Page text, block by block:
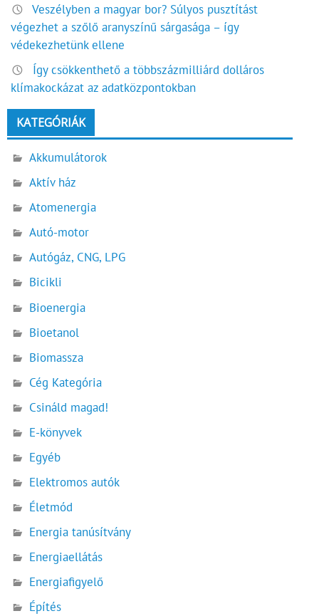
Veszélyben a magyar bor? Súlyos pusztítást
végezhet a szőlő aranyszínű sárgasága – így
védekezhetünk ellene
Így csökkenthető a többszázmilliárd dolláros
klímakockázat az adatközpontokban
KATEGÓRIÁK
Akkumulátorok
Aktív ház
Atomenergia
Autó-motor
Autógáz, CNG, LPG
Bicikli
Bioenergia
Bioetanol
Biomassza
Cég Kategória
Csináld magad!
E-könyvek
Egyéb
Elektromos autók
Életmód
Energia tanúsítvány
Energiaellátás
Energiafigyelő
Építés